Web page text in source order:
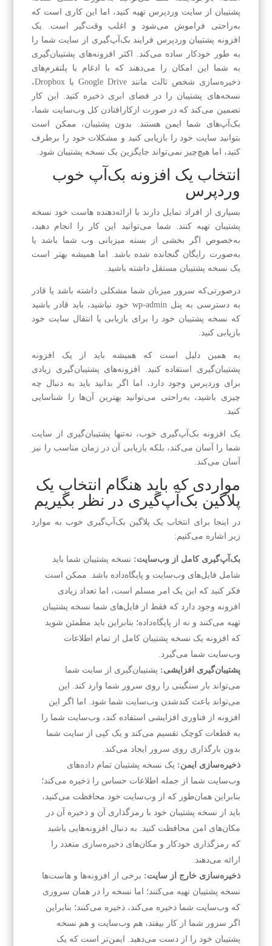
پشتیبان از سایت وردپرس تهیه کنید، اما این کاری است که
به‌راحتی فراموش می‌شود و اغلب وقت‌گیر است. یک
افزونه پشتیبان وردپرس فرایند بک‌آپ‌گیری از سایت شما را
به طور خودکار ساده می‌کند. اکثر افزونه‌های پشتیبان‌گیری
به شما این امکان را می‌دهند که با ادغام با پلتفرم‌های
ذخیره‌سازی شخص ثالث مانند Google Drive یا Dropbox،
نسخه‌های پشتیبان را در فضای ابری ذخیره کنید. این کار
تضمین می‌کند که در صورت ازکارافتادن کل وب‌سایت شما،
بک‌آپ‌های شما ایمن هستند. بدون پشتیبان، ممکن است
بتوانید سایت خود را بازیابی کنید و مشکلات خود را برطرف
کنید، اما هیچ‌چیز نمی‌تواند جایگزین یک نسخه پشتیبان شود.
انتخاب یک افزونه بک‌آپ خوب
وردپرس
بسیاری از افراد تمایل دارند با ارائه‌دهنده هاست خود نسخه
پشتیبان تهیه کنند. شما می‌توانید این کار را انجام دهید،
به‌خصوص اگر بخشی از بسته میزبانی وب شما باشد یا
به‌صورت رایگان گنجانده شده باشد. اما همیشه بهتر است
یک نسخه پشتیبان مستقل داشته باشید.
درصورتی‌که سرور میزبان شما مشکلی داشته باشد یا قادر
به دسترسی به پنل wp-admin خود نباشید، باید قادر باشید
که نسخه پشتیبان خود را برای بازیابی یا انتقال سایت خود
بازیابی کنید.
به همین دلیل است که همیشه باید از یک افزونه
پشتیبان‌گیری استفاده کنید. افزونه‌های پشتیبان‌گیری زیادی
برای وردپرس وجود دارد، اما اگر بدانید باید به دنبال چه
چیزی باشید، به‌راحتی می‌توانید بهترین آن‌ها را شناسایی
کنید.
یک افزونه بک‌آپ‌گیری خوب، نه‌تنها پشتیبان‌گیری از سایت
شما را آسان می‌کند، بلکه بازیابی آن در زمان مناسب را نیز
آسان می‌کند.
مواردی که باید هنگام انتخاب یک
پلاگین بک‌آپ‌گیری در نظر بگیریم
در اینجا برای انتخاب یک پلاگین بک‌آپ‌گیری خوب به موارد
زیر اشاره می‌کنیم:
بک‌آپ‌گیری کامل از وب‌سایت: نسخه پشتیبان شما باید
شامل فایل‌های وب‌سایت و پایگاه‌داده باشد. ممکن است
فکر کنید که این یک امر مسلم است، اما تعداد زیادی
افزونه وجود دارد که فقط از فایل‌های شما نسخه پشتیبان
تهیه می‌کنند و نه از پایگاه‌داده؛ بنابراین باید مطمئن شوید
که افزونه یک نسخه پشتیبان کامل از تمام اطلاعات
وب‌سایت شما می‌گیرد.
پشتیبان‌گیری افزایشی: پشتیبان‌گیری از سایت شما
می‌تواند بار سنگینی را روی سرور شما وارد کند. این
می‌تواند باعث کندشدن وب‌سایت شما شود. اما اگر این
افزونه از فناوری افزایشی استفاده کند، وب‌سایت شما را
به قطعات کوچک تقسیم می‌کند و یک کپی از سایت شما
بدون بارگذاری روی سرور ایجاد می‌کند.
ذخیره‌سازی ایمن: یک نسخه پشتیبان تمام داده‌های
وب‌سایت شما از جمله اطلاعات حساس را ذخیره می‌کند؛
بنابراین همان‌طور که از وب‌سایت خود محافظت می‌کنید،
باید از نسخه پشتیبان خود با رمزگذاری آن و ذخیره آن در
مکان‌های امن محافظت کنید. به دنبال افزونه‌هایی باشید
که رمزگذاری خودکار و مکان‌های ذخیره‌سازی متعدد را
ارائه می‌دهند.
ذخیره‌سازی خارج از سایت: برخی از افزونه‌ها و هاست‌ها
نسخه پشتیبان تهیه می‌کنند؛ اما نسخه را در همان سروری
که وب‌سایت شما ذخیره می‌کند، ذخیره می‌کنند؛ بنابراین
اگر سرور شما از کار بیفتد، هم وب‌سایت و هم نسخه
پشتیبان خود را از دست می‌دهید. ایمن‌تر است که یک